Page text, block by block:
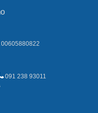
091 238 93011